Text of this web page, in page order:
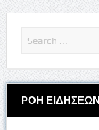
ΡΟΗ ΕΙΔΗΣΕΩΝ